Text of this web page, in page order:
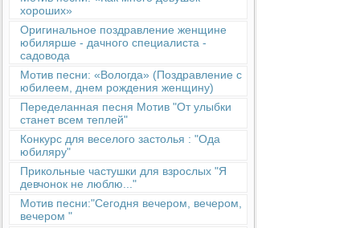
хороших»
Оригинальное поздравление женщине
юбилярше - дачного специалиста -
садовода
Мотив песни: «Вологда» (Поздравление с
юбилеем, днем рождения женщину)
Переделанная песня Мотив "От улыбки
станет всем теплей"
Конкурс для веселого застолья : "Ода
юбиляру"
Прикольные частушки для взрослых "Я
девчонок не люблю..."
Мотив песни:"Сегодня вечером, вечером,
вечером "